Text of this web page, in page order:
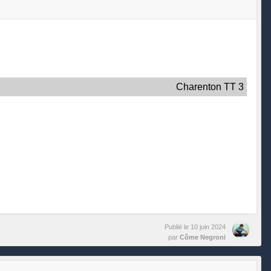
Charenton TT 3
Publié le 10 juin 2024
par Côme Negroni